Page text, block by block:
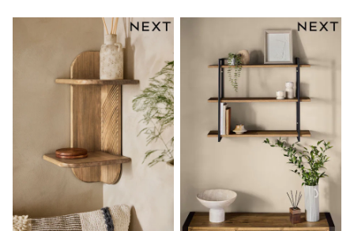
Sportswear
Dungarees
Multipacks
All Holiday Shop
Tops
Dresses
Shorts
Sandals & Sliders
Rash Vests
Sun Safe Swimwear
Sun Hats & Caps
Denim Jackets
Raincoats